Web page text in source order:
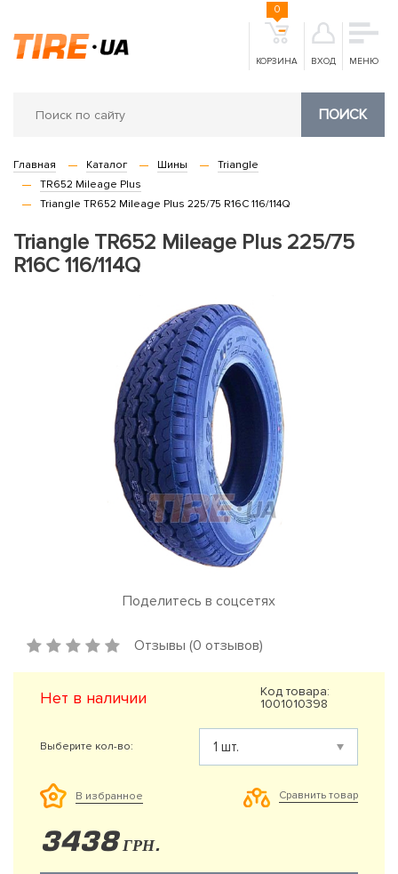
КОРЗИНА
0
ВХОД МЕНЮ
ПОИСК
Главная Каталог Шины
Triangle
TR652 Mileage Plus
Triangle TR652 Mileage Plus 225/75 R16C 116/114Q
Triangle TR652 Mileage Plus 225/75
R16C 116/114Q
Поделитесь в соцсетях
Отзывы (0 отзывов)
Нет в наличии
Код товара:
1001010398
Выберите кол-во:
В избранное Сравнить товар
3438 ГРН.